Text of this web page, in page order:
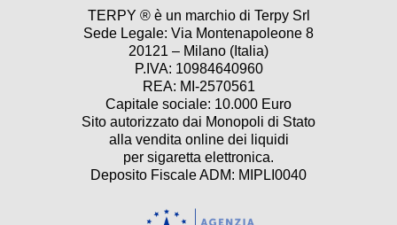
TERPY ® è un marchio di Terpy Srl
Sede Legale: Via Montenapoleone 8
20121 – Milano (Italia)
P.IVA: 10984640960
REA: MI-2570561
Capitale sociale: 10.000 Euro
Sito autorizzato dai Monopoli di Stato
alla vendita online dei liquidi
per sigaretta elettronica.
Deposito Fiscale ADM: MIPLI0040